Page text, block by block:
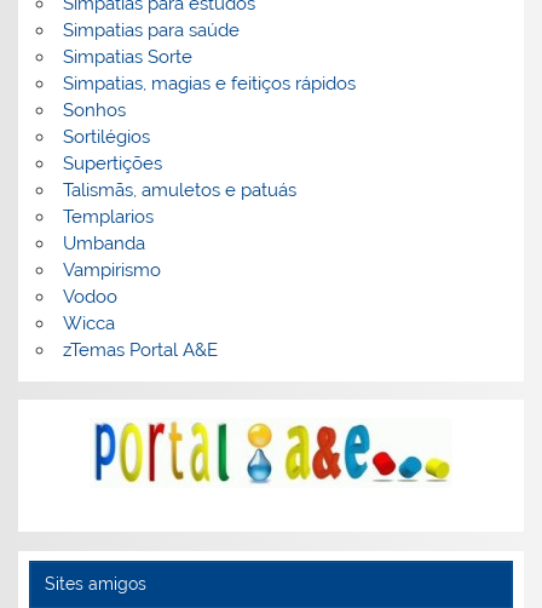
Simpatias para saúde
Simpatias Sorte
Simpatias, magias e feitiços rápidos
Sonhos
Sortilégios
Supertições
Talismãs, amuletos e patuás
Templarios
Umbanda
Vampirismo
Vodoo
Wicca
zTemas Portal A&E
Sites amigos